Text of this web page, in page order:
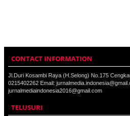
CONTACT INFORMATION
Jl.Duri Kosambi Raya (H.Selong) No.175
0215402262 Email:
jurnalmediaindonesia2016@gmail.com
TELUSURI